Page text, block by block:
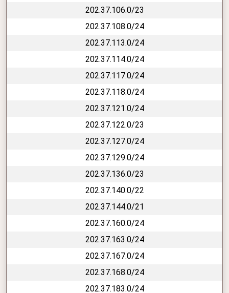
202.37.106.0/23
202.37.108.0/24
202.37.113.0/24
202.37.114.0/24
202.37.117.0/24
202.37.118.0/24
202.37.121.0/24
202.37.122.0/23
202.37.127.0/24
202.37.129.0/24
202.37.136.0/23
202.37.140.0/22
202.37.144.0/21
202.37.160.0/24
202.37.163.0/24
202.37.167.0/24
202.37.168.0/24
202.37.183.0/24